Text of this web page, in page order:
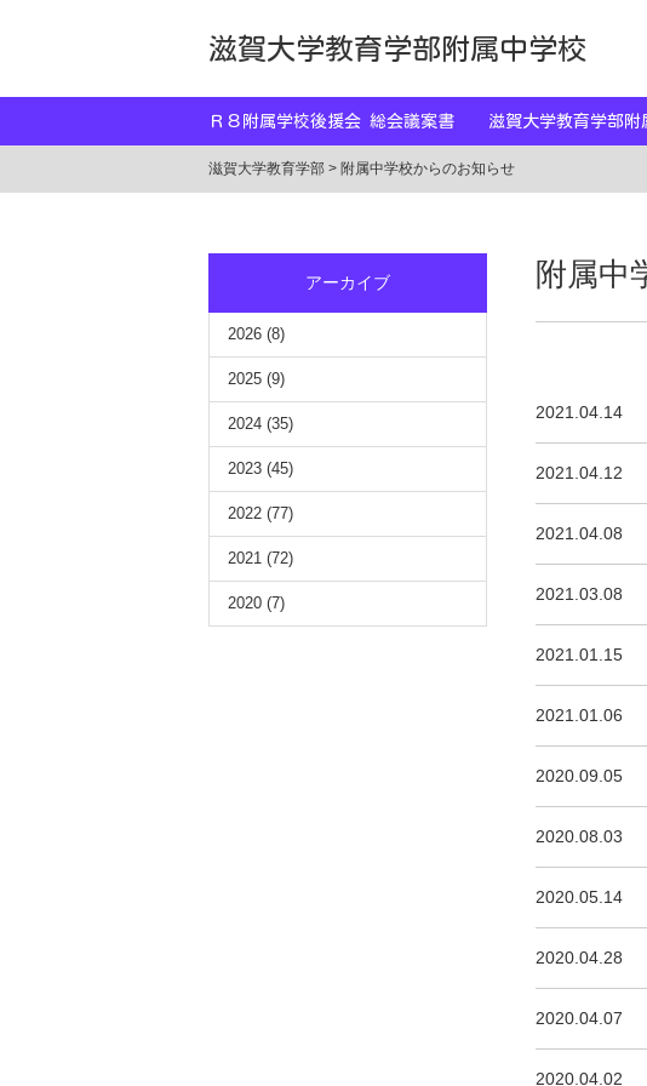
滋賀大学教育学部附属中学校
Ｒ８附属学校後援会 総会議案書 滋賀大学教育学部
滋賀大学教育学部 > 附属中学校からのお知らせ
附属中
2021.04.14
2021.04.12
2021.04.08
2021.03.08
2021.01.15
2021.01.06
2020.09.05
2020.08.03
2020.05.14
2020.04.28
2020.04.07
2020.04.02
アーカイブ
2026 (8)
2025 (9)
2024 (35)
2023 (45)
2022 (77)
2021 (72)
2020 (7)